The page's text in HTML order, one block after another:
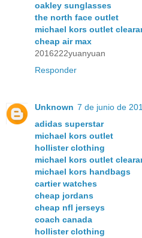
oakley sunglasses
the north face outlet
michael kors outlet
cheap air max
2016222yuanyuan
Responder
Unknown 7 de junio de
adidas superstar
michael kors outlet
hollister clothing
michael kors outlet
michael kors handbags
cartier watches
cheap jordans
cheap nfl jerseys
coach canada
hollister clothing